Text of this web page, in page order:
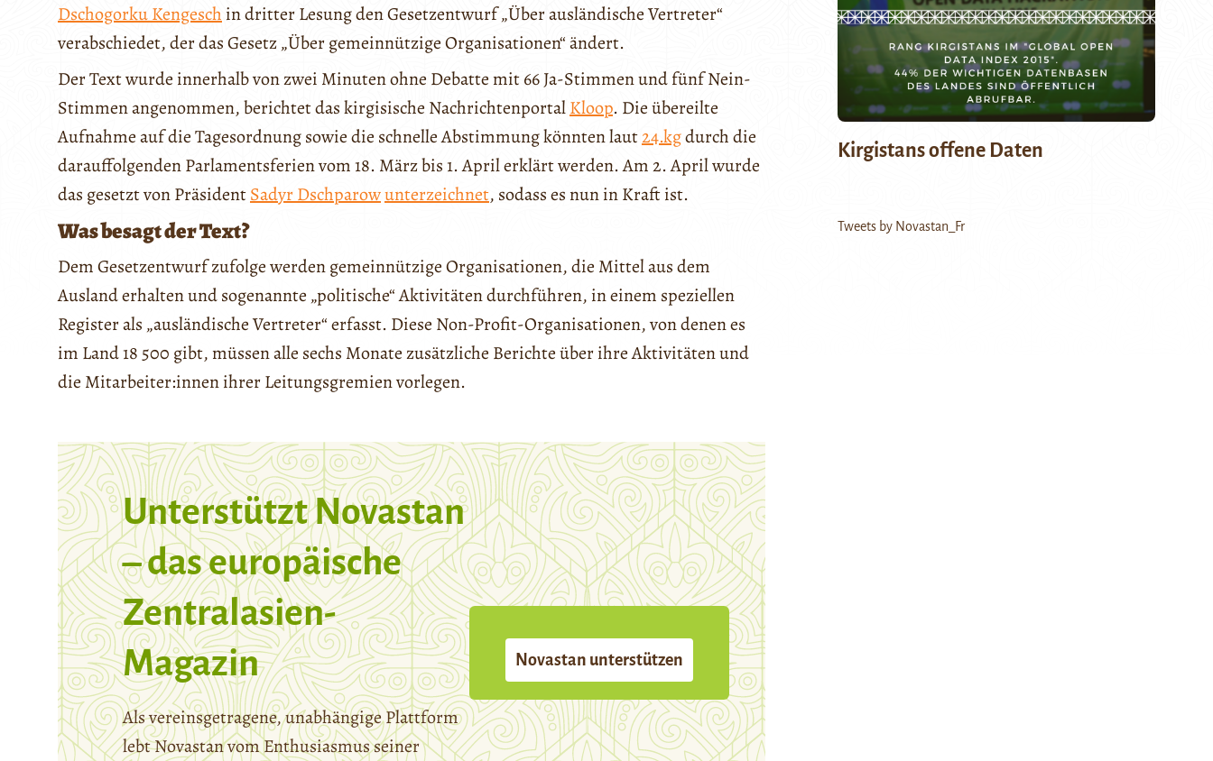
Dschogorku Kengesch in dritter Lesung den Gesetzentwurf „Über ausländische Vertreter“
verabschiedet, der das Gesetz „Über gemeinnützige Organisationen“ ändert.
Der Text wurde innerhalb von zwei Minuten ohne Debatte mit 66 Ja-Stimmen und fünf Nein-
Stimmen angenommen, berichtet das kirgisische NachrichtenportalKloop. Die übereilte
Aufnahme auf die Tagesordnung sowie die schnelle Abstimmung könnten laut24.kgdurch die
darauffolgenden Parlamentsferien vom 18. März bis 1. April erklärt werden. Am 2. April wurde
das gesetzt von PräsidentSadyr Dschparowunterzeichnet, sodass es nun in Kraft ist.
Was besagt der Text?
Dem Gesetzentwurf zufolge werden gemeinnützige Organisationen, die Mittel aus dem
Ausland erhalten und sogenannte „politische“ Aktivitäten durchführen, in einem speziellen
Register als „ausländische Vertreter“ erfasst. Diese Non-Profit-Organisationen, von denen es
im Land 18 500 gibt, müssen alle sechs Monate zusätzliche Berichte über ihre Aktivitäten und
die Mitarbeiter:innen ihrer Leitungsgremien vorlegen.
Unterstützt Novastan
– das europäische
Zentralasien-
Magazin
Als vereinsgetragene, unabhängige Plattform
lebt Novastan vom Enthusiasmus seiner
Novastan unterstützen
Kirgistans offene Daten
Tweets by Novastan_Fr